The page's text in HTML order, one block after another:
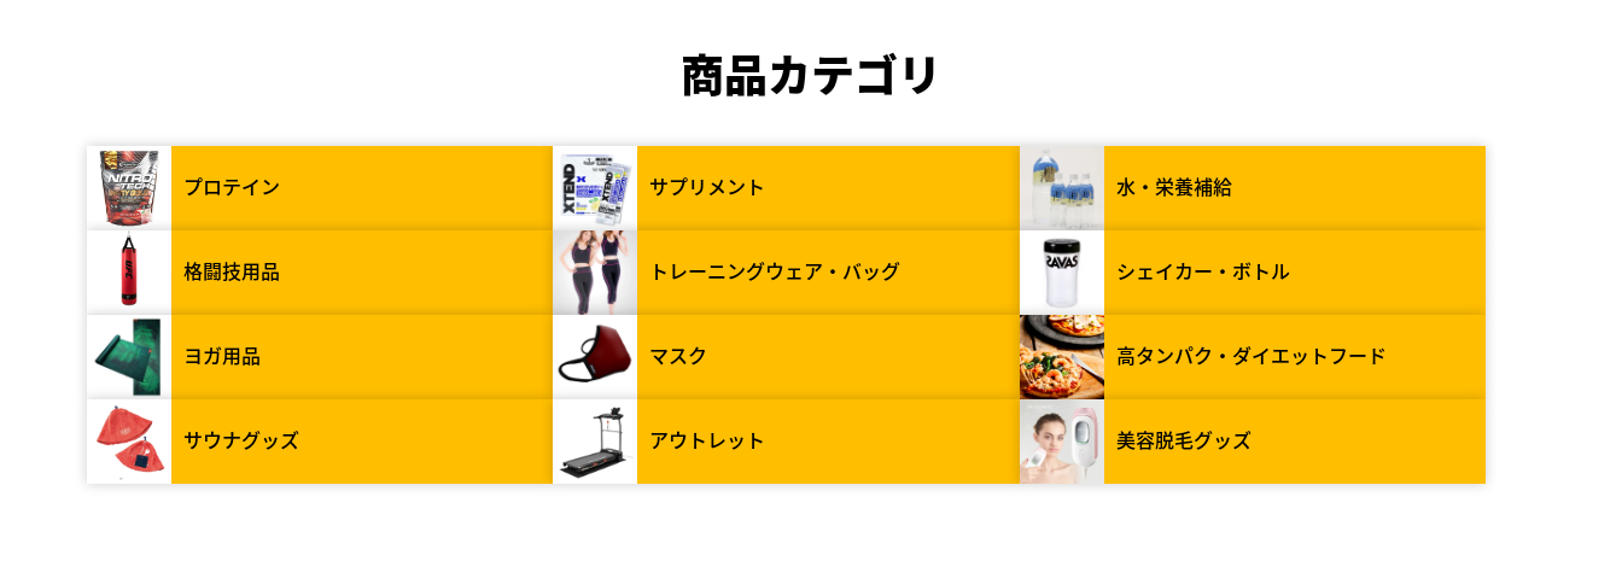
商品カテゴリ
プロテイン サプリメント 水・栄養補給
格闘技用品 トレーニングウェア・バッグ シェイカー・ボトル
ヨガ用品 マスク 高タンパク・ダイエットフード
サウナグッズ アウトレット 美容脱毛グッズ